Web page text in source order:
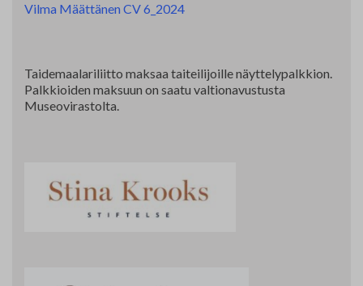
Vilma Määttänen CV 6_2024
Taidemaalariliitto maksaa taiteilijoille näyttelypalkkion.
Palkkioiden maksuun on saatu valtionavustusta
Museovirastolta.